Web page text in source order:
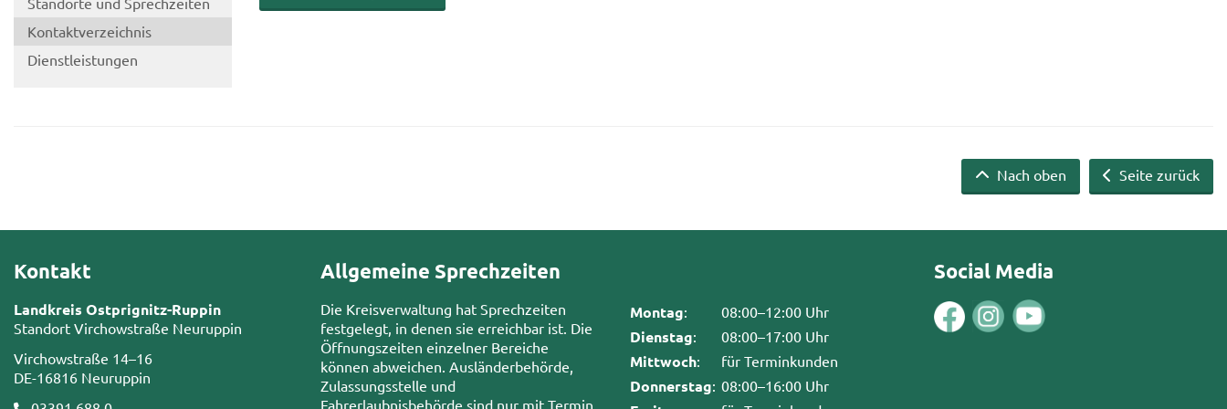
Kon­takt­ver­zeich­nis
Dienst­leis­tun­gen
Seite zurück
Nach oben
Kontakt
Landkreis Ostprignitz-Ruppin
Standort Virchowstraße Neuruppin
Virchowstraße 14–16
DE-16816 Neuruppin
Allgemeine Sprechzeiten
Die Kreisverwaltung hat Sprechzeiten
festgelegt, in denen sie erreichbar ist. Die
Öffnungszeiten einzelner Bereiche
können abweichen. Ausländerbehörde,
Zulassungsstelle und
Fahrerlaubnisbehörde sind nur mit Termin
Montag: 08:00–12:00 Uhr
Dienstag: 08:00–17:00 Uhr
Mittwoch: für Terminkunden
Donnerstag: 08:00–16:00 Uhr
Social Media